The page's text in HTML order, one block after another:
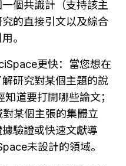
個共識計（支持該主
的直接引文以及綜合
。
更快：當您想在
研究對某個主題的說
道要打開哪些論文；
某個主張的集體立
驗證或快速文獻導
未設計的領域。